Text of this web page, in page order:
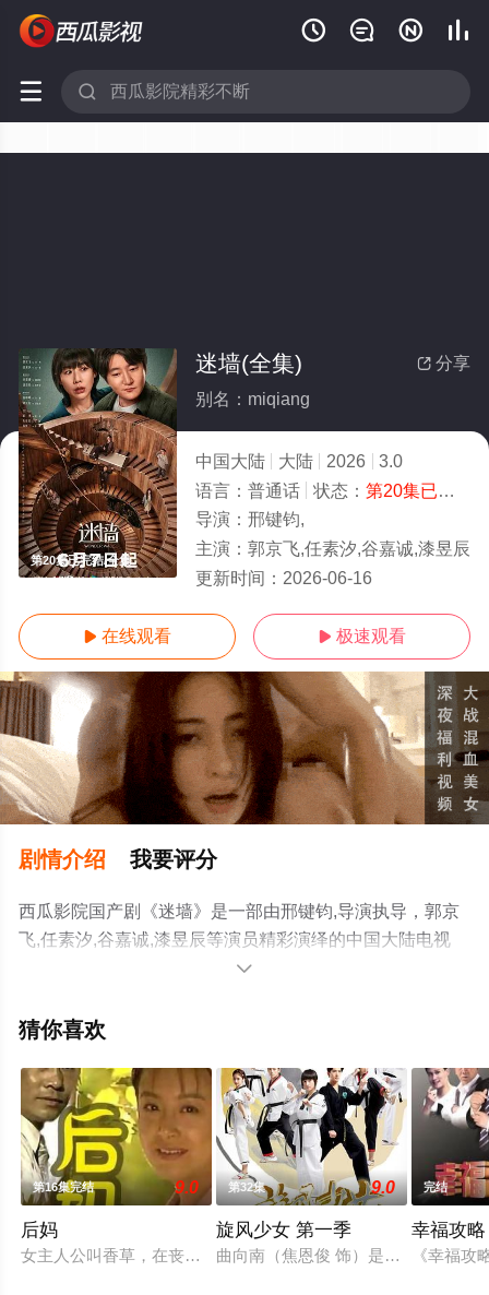
   
 
第20集已完结/全集
 分享
迷墙(全集)
别名：miqiang
中国大陆 大陆 2026
3.0
语言： 普通话 状态： 第20集已完结
导演： 邢键钧,
主演： 郭京飞,任素汐,谷嘉诚,漆昱辰
更新时间： 2026-06-16
 在线观看  极速观看
剧情介绍 我要评分
西瓜影院国产剧《迷墙》是一部由邢键钧,导演执导，郭京
飞,任素汐,谷嘉诚,漆昱辰等演员精彩演绎的中国大陆电视
剧，大结局剧情已揭晓（第20集已完结），手机免费观看
提前免费观看，更多剧情信息可移步至豆瓣电视剧、电视

猜你喜欢
第16集完结 9.0
后妈
女主人公叫香草，在丧偶家庭中当保姆，后来因为为人善良和男
第32集 9.0
旋风少女 第一季
曲向南（焦恩俊 饰）是全胜道馆的
完结
幸福攻略
《幸福